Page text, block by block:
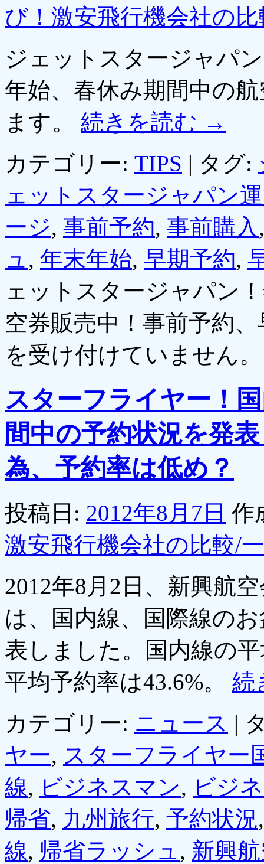
び！激安飛行機会社の
ジェットスタージャパ
年始、春休み期間中の
ます。 続きを読む →
カテゴリー: TIPS | タグ:
ェットスタージャパン
ージ, 事前予約, 事前購入
ュ, 年末年始, 早期予約,
ェットスタージャパン
空券販売中！事前予約
を受け付けていません。
スターフライヤー！
間中の予約状況を発
為、予約率は低め？
投稿日: 2012年8月7日 作
激安飛行機会社の比較/
2012年8月2日、新興航
は、国内線、国際線の
表しました。国内線の
平均予約率は43.6%。 続
カテゴリー: ニュース |
ヤー, スターフライヤー
線, ビジネスマン, ビジ
帰省, 九州旅行, 予約状況
線, 帰省ラッシュ , 新興